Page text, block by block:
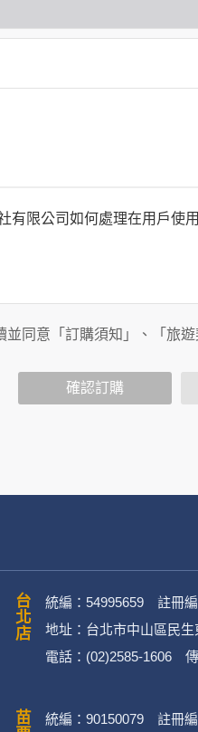
有限公司如何處理在用戶
，這些置放連結的廠商也可
上的聊天室或討論區中任
、客戶管理、會員管理及其
、地址、聯絡電話、電子
並同意「訂購須知」、「旅
確認訂購
台北店
統編：54995659 註冊
地址：台北市中山區民
電話：(02)2585-1606
統編：90150079 註冊